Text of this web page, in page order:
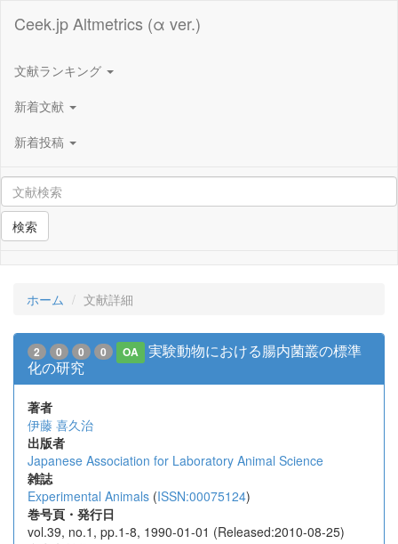
Ceek.jp Altmetrics (α ver.)
文献ランキング
新着文献
新着投稿
検索
ホーム 文献詳細
2 0 0 0 OA
実験動物における腸内菌叢の標準
化の研究
著者
伊藤 喜久治
出版者
Japanese Association for Laboratory Animal Science
雑誌
Experimental Animals (ISSN:00075124)
巻号頁・発行日
vol.39, no.1, pp.1-8, 1990-01-01 (Released:2010-08-25)